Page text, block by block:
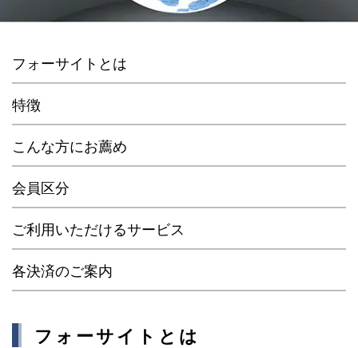
フォーサイトとは
特徴
こんな方にお薦め
会員区分
ご利用いただけるサービス
各決済のご案内
フォーサイトとは